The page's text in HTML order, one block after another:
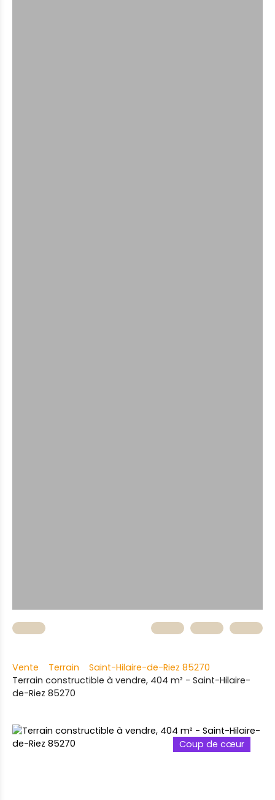
Vente Terrain
Saint-Hilaire-de-Riez 85270
Terrain constructible à vendre, 404 m² - Saint-Hilaire-
de-Riez 85270
Coup de cœur